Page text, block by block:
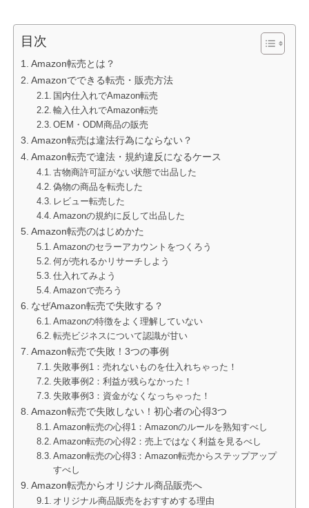
目次
Amazon転売とは？
Amazonでできる転売・販売方法
国内仕入れでAmazon転売
輸入仕入れでAmazon転売
OEM・ODM商品の販売
Amazon転売は違法行為にならない？
Amazon転売で違法・規約違反になるケース
古物商許可証がない状態で出品した
偽物の商品を転売した
レビュー転売した
Amazonの規約に反して出品した
Amazon転売のはじめかた
Amazonのセラーアカウントをつくろう
何が売れるかリサーチしよう
仕入れてみよう
Amazonで売ろう
なぜAmazon転売で失敗する？
Amazonの特徴をよく理解していない
転売ビジネスについて認識が甘い
Amazon転売で失敗！3つの事例
失敗事例1：売れないものを仕入れちゃった！
失敗事例2：利益が残らなかった！
失敗事例3：資金がなくなっちゃった！
Amazon転売で失敗しない！初心者の心得3つ
Amazon転売の心得1：Amazonのルールを熟知すべし
Amazon転売の心得2：売上ではなく利益を見るべし
Amazon転売の心得3：Amazon転売からステップアップ
すべし
Amazon転売からオリジナル商品販売へ
オリジナル商品販売をおすすめする理由